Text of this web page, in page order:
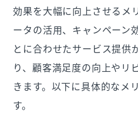
効果を大幅に向上させるメ
ータの活用、キャンペーン
とに合わせたサービス提供
り、顧客満足度の向上やリ
きます。以下に具体的なメ
す。